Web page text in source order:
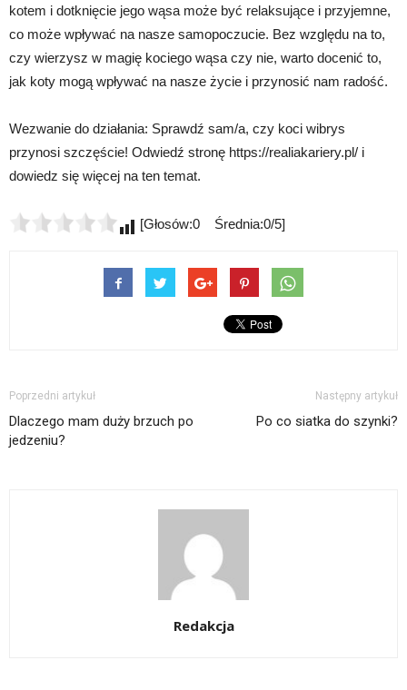
kotem i dotknięcie jego wąsa może być relaksujące i przyjemne,
co może wpływać na nasze samopoczucie. Bez względu na to,
czy wierzysz w magię kociego wąsa czy nie, warto docenić to,
jak koty mogą wpływać na nasze życie i przynosić nam radość.
Wezwanie do działania: Sprawdź sam/a, czy koci wibrys
przynosi szczęście! Odwiedź stronę https://realiakariery.pl/ i
dowiedz się więcej na ten temat.
[Głosów:0 Średnia:0/5]
Poprzedni artykuł
Dlaczego mam duży brzuch po
jedzeniu?
Następny artykuł
Po co siatka do szynki?
Redakcja